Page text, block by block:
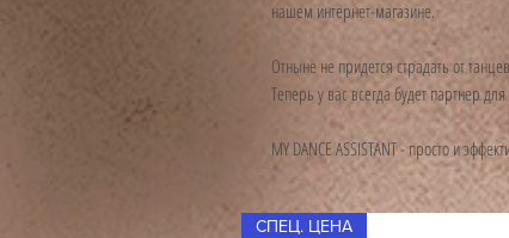
нашем интернет-магазине.
Отныне не придется страдать от
Теперь у вас всегда будет партнер
MY DANCE ASSISTANT - просто и
СПЕЦ. ЦЕНА